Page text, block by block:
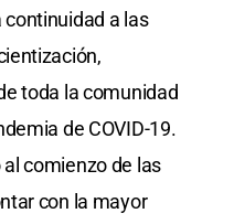
continuidad a las
toda la comunidad
de COVID-19.
comienzo de las
con la mayor